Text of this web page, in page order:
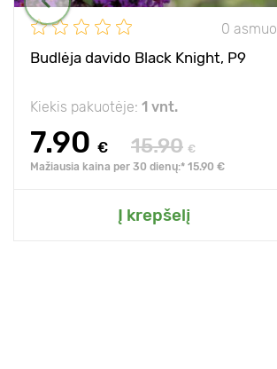
0 asmuo
Budlėja davido Black Knight, P9
Kiekis pakuotėje: 1 vnt.
7.90 € 15.90 €
Mažiausia kaina per 30 dienų:* 15.90 €
Į krepšelį